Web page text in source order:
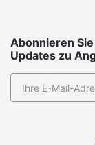
Abonnieren
Updates zu